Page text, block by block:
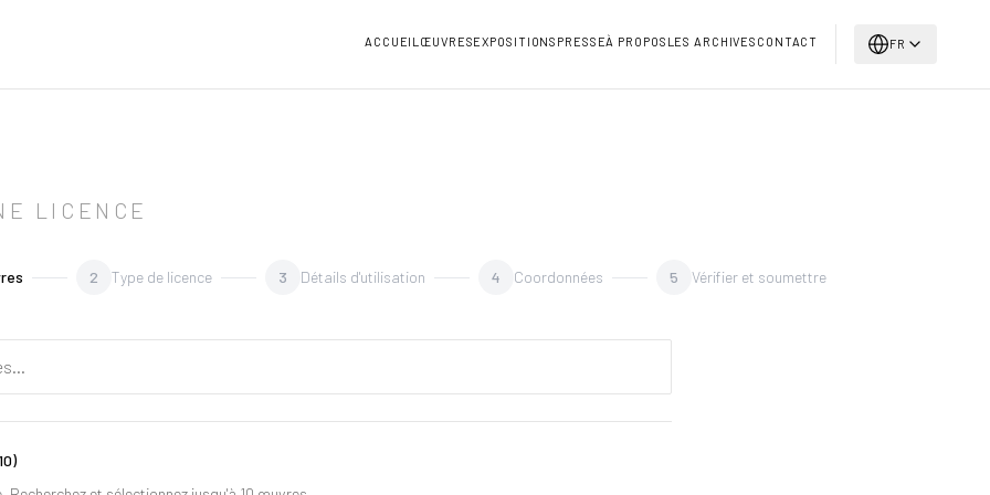
ACCUEIL ŒUVRESEXPOSITIONS PRESSEÀ PROPOS LES ARCHIVES CONTACT FR
LICENCE
2 Type de licence 3 Détails d'utilisation 4 Coordonnées 5 Vérifier et soumettre